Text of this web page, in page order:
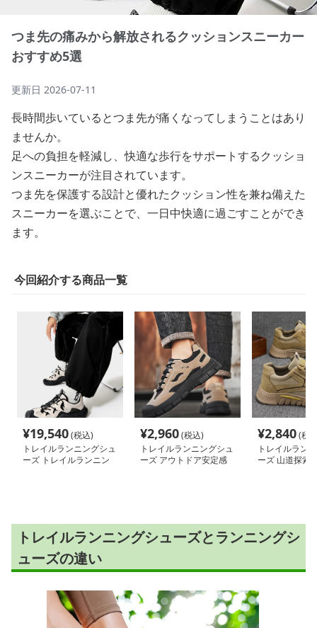
つま先の痛みから解放されるクッションスニーカー
おすすめ5選
更新日 2026-07-11
長時間歩いているとつま先が痛くなってしまうことはあり
ませんか。
足への負担を軽減し、快適な歩行をサポートするクッショ
ンスニーカーが注目されています。
つま先を保護する設計と優れたクッション性を兼ね備えた
スニーカーを選ぶことで、一日中快適に過ごすことができ
ます。
今回紹介する商品一覧
¥19,540(税込)
トレイルランニングシュ
ーズ トレイルランニン
¥2,960(税込)
トレイルランニングシュ
ーズ アウトドア安定感
¥2,840(税
トレイルラン
ーズ 山道探索
トレイルランニングシューズとランニングシ
ューズの違い